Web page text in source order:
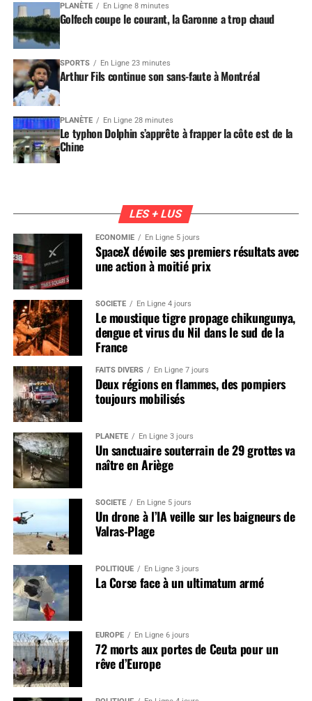
PLANÈTE En Ligne 8 minutes
Golfech coupe le courant, la Garonne a trop chaud
SPORTS En Ligne 23 minutes
Arthur Fils continue son sans-faute à Montréal
PLANÈTE En Ligne 28 minutes
Le typhon Dolphin s’apprête à frapper la côte est de la
Chine
LES + LUS
ÉCONOMIE En Ligne 5 jours
SpaceX dévoile ses premiers résultats avec
une action à moitié prix
SOCIÉTÉ En Ligne 4 jours
Le moustique tigre propage chikungunya,
dengue et virus du Nil dans le sud de la
France
FAITS DIVERS En Ligne 7 jours
Deux régions en flammes, des pompiers
toujours mobilisés
PLANÈTE En Ligne 3 jours
Un sanctuaire souterrain de 29 grottes va
naître en Ariège
SOCIÉTÉ En Ligne 5 jours
Un drone à l’IA veille sur les baigneurs de
Valras-Plage
POLITIQUE En Ligne 3 jours
La Corse face à un ultimatum armé
EUROPE En Ligne 6 jours
72 morts aux portes de Ceuta pour un
rêve d’Europe